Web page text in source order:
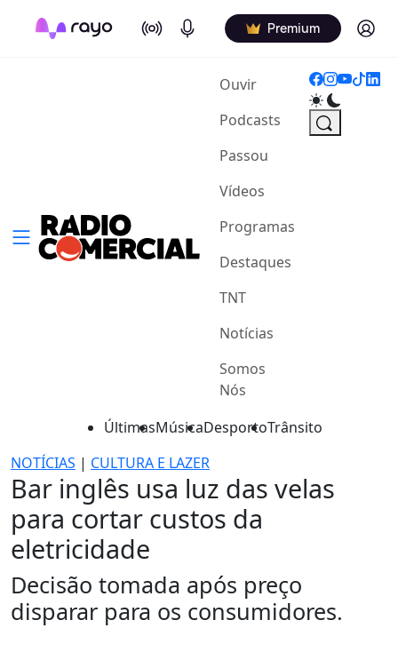
On Air Podcasts Premium Log in
Ouvir(current)
Podcasts
Passou
Vídeos
Programas
Destaques
TNT
Notícias
Somos
Nós
ÚltimasMúsicaDesportoTrânsito
NOTÍCIAS | CULTURA E LAZER
Bar inglês usa luz das velas
para cortar custos da
eletricidade
Decisão tomada após preço
disparar para os consumidores.